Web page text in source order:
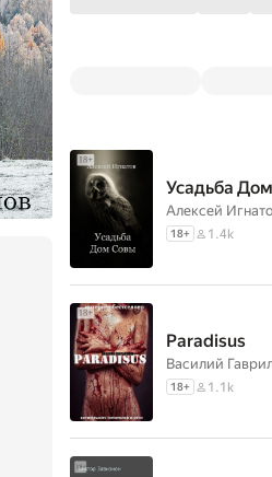
Усадьба
Алексей
18+ 1.4k
Paradisus
Василий
18+ 1.1k